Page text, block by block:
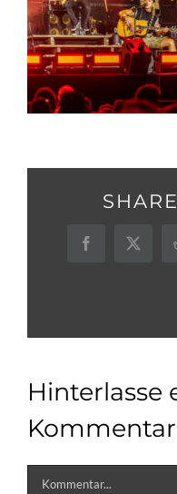
Facebook
X
Hinterlasse
Kommentar
Kommentar